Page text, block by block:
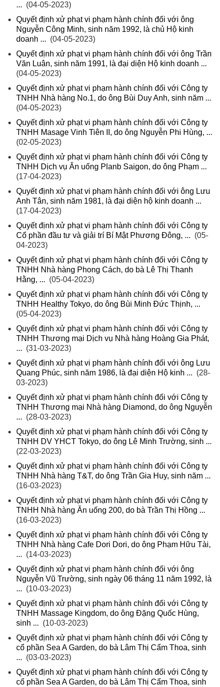
... (04-05-2023)
Quyết định xử phạt vi phạm hành chính đối với ông
Nguyễn Công Minh, sinh năm 1992, là chủ Hộ kinh
doanh ... (04-05-2023)
Quyết định xử phạt vi phạm hành chính đối với ông Trần
Văn Luân, sinh năm 1991, là đại diện Hộ kinh doanh ...
(04-05-2023)
Quyết định xử phạt vi phạm hành chính đối với Công ty
TNHH Nhà hàng No.1, do ông Bùi Duy Anh, sinh năm ...
(04-05-2023)
Quyết định xử phạt vi phạm hành chính đối với Công ty
TNHH Masage Vinh Tiên II, do ông Nguyễn Phi Hùng, ...
(02-05-2023)
Quyết định xử phạt vi phạm hành chính đối với Công ty
TNHH Dịch vụ Ăn uống Planb Saigon, do ông Phạm ...
(17-04-2023)
Quyết định xử phạt vi phạm hành chính đối với ông Lưu
Anh Tân, sinh năm 1981, là đại diện hộ kinh doanh ...
(17-04-2023)
Quyết định xử phạt vi phạm hành chính đối với Công ty
Cổ phần đầu tư và giải trí Bí Mật Phương Đông, ... (05-
04-2023)
Quyết định xử phạt vi phạm hành chính đối với Công ty
TNHH Nhà hàng Phong Cách, do bà Lê Thị Thanh
Hằng, ... (05-04-2023)
Quyết định xử phạt vi phạm hành chính đối với Công ty
TNHH Healthy Tokyo, do ông Bùi Minh Đức Thịnh, ...
(05-04-2023)
Quyết định xử phạt vi phạm hành chính đối với Công ty
TNHH Thương mại Dịch vụ Nhà hàng Hoàng Gia Phát,
... (31-03-2023)
Quyết định xử phạt vi phạm hành chính đối với ông Lưu
Quang Phúc, sinh năm 1986, là đại diện Hộ kinh ... (28-
03-2023)
Quyết định xử phạt vi phạm hành chính đối với Công ty
TNHH Thương mại Nhà hàng Diamond, do ông Nguyễn
... (28-03-2023)
Quyết định xử phạt vi phạm hành chính đối với Công ty
TNHH DV YHCT Tokyo, do ông Lê Minh Trường, sinh ...
(22-03-2023)
Quyết định xử phạt vi phạm hành chính đối với Công ty
TNHH Nhà hàng T&T, do ông Trần Gia Huy, sinh năm ...
(16-03-2023)
Quyết định xử phạt vi phạm hành chính đối với Công ty
TNHH Nhà hàng Ăn uống 200, do bà Trần Thị Hồng ...
(16-03-2023)
Quyết định xử phạt vi phạm hành chính đối với Công ty
TNHH Nhà hàng Cafe Dori Dori, do ông Phạm Hữu Tài,
... (14-03-2023)
Quyết định xử phạt vi phạm hành chính đối với ông
Nguyễn Vũ Trường, sinh ngày 06 tháng 11 năm 1992, là
... (10-03-2023)
Quyết định xử phạt vi phạm hành chính đối với Công ty
TNHH Massage Kingdom, do ông Đặng Quốc Hùng,
sinh ... (10-03-2023)
Quyết định xử phạt vi phạm hành chính đối với Công ty
cổ phần Sea A Garden, do bà Lâm Thị Cẩm Thoa, sinh
... (03-03-2023)
Quyết định xử phạt vi phạm hành chính đối với Công ty
cổ phần Sea A Garden, do bà Lâm Thị Cẩm Thoa, sinh